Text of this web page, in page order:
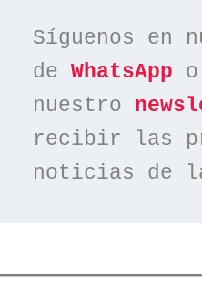
Síguenos en
de WhatsApp
nuestro
recibir las
noticias de la